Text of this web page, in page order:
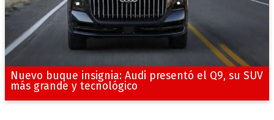
Nuevo buque insignia: Audi presentó el Q9, su SUV
más grande y tecnológico